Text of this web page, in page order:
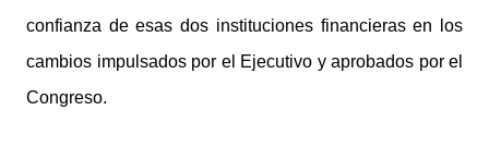
confianza de esas dos instituciones financieras en los
cambios impulsados por el Ejecutivo y aprobados por el
Congreso.